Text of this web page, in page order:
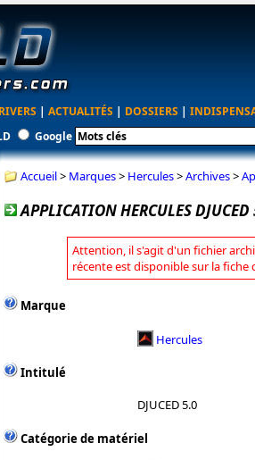
| ACTUALITÉS | DOSSIERS |
Google
Accueil> Marques> Hercules>Archives>
APPLICATION HERCULES
Attention, il s'agit d'un fichier
récente est disponible sur la fiche
Marque
Hercules
Intitulé
DJUCED 5.0
Catégorie de matériel